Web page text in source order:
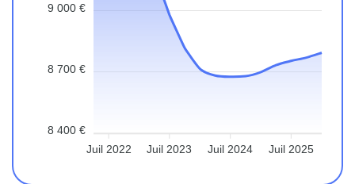
9 000 €
8 700 €
8 400 €
Juil 2022 Juil 2023 Juil 2024 Juil 2025